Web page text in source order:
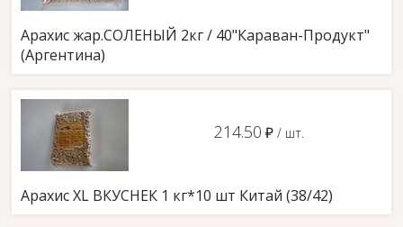
Арахис жар.СОЛЕНЫЙ 2кг / 40"Караван-Продукт"
(Аргентина)
214.50 д / шт.
Арахис ХL ВКУСНЕК 1 кг*10 шт Китай (38/42)